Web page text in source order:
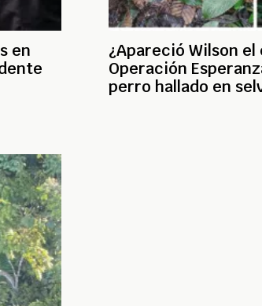
en
¿Apareció Wilson el
Operación
perro hallado en